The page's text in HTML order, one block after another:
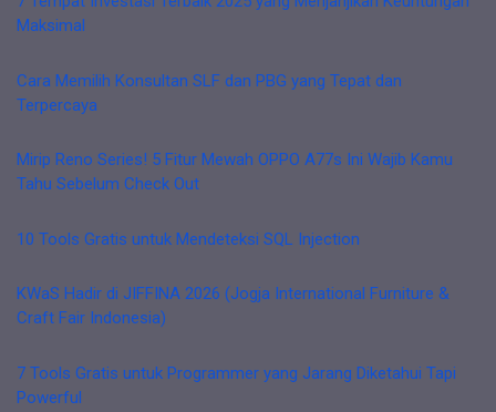
Maksimal
Cara Memilih Konsultan SLF dan PBG yang Tepat dan
Terpercaya
Mirip Reno Series! 5 Fitur Mewah OPPO A77s Ini Wajib Kamu
Tahu Sebelum Check Out
10 Tools Gratis untuk Mendeteksi SQL Injection
KWaS Hadir di JIFFINA 2026 (Jogja International Furniture &
Craft Fair Indonesia)
7 Tools Gratis untuk Programmer yang Jarang Diketahui Tapi
Powerful